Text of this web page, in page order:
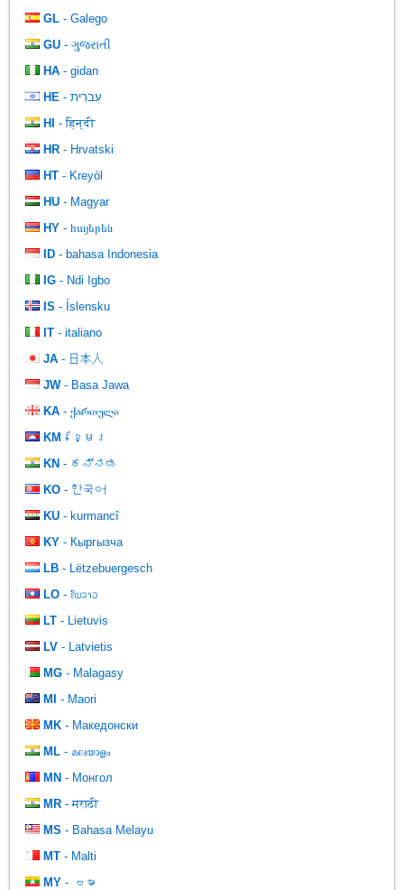
GL - Galego
GU - ગુજરાતી
HA - gidan
HE
- עִברִית
HI - हिन्दी
HR - Hrvatski
HT - Kreyòl
HU - Magyar
HY - հայերեն
ID - bahasa Indonesia
IG - Ndi Igbo
IS - Íslensku
IT - italiano
JA - 日本人
JW- Basa Jawa
KA - ქართული
KM - ខ្មែរ
KN - ಕನ್ನಡ
KO - 한국어
KU - kurmancî
KY - Кыргызча
LB - Lëtzebuergesch
LO - ຄົນລາວ
LT - Lietuvis
LV - Latvietis
MG - Malagasy
MI - Maori
MK - Македонски
ML - മലയാളം
MN - Монгол
MR - मराठी
MS - Bahasa Melayu
MT - Malti
MY - ဗမာ